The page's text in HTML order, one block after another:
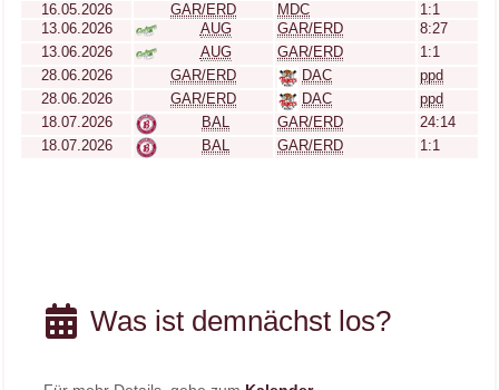
16.05.2026
GAR/ERD MDC
1:1
13.06.2026
AUG GAR/ERD
8:27
13.06.2026
AUG GAR/ERD
1:1
28.06.2026
GAR/ERD DAC
ppd
28.06.2026
GAR/ERD DAC
ppd
18.07.2026
BAL GAR/ERD
24:14
18.07.2026
BAL GAR/ERD 1:1
Was ist demnächst los?